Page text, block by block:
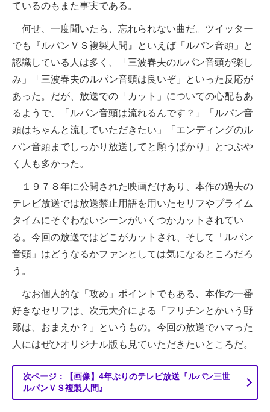
ているのもまた事実である。
何せ、一度聞いたら、忘れられない曲だ。ツイッター
でも『ルパンＶＳ複製人間』といえば「ルパン音頭」と
認識している人は多く、「三波春夫のルパン音頭が楽し
み」「三波春夫のルパン音頭は良いぞ」といった反応が
あった。だが、放送での「カット」についての心配もあ
るようで、「ルパン音頭は流れるんです？」「ルパン音
頭はちゃんと流していただきたい」「エンディングのル
パン音頭までしっかり放送してと願うばかり」とつぶや
く人も多かった。
１９７８年に公開された映画だけあり、本作の過去の
テレビ放送では放送禁止用語を用いたセリフやプライム
タイムにそぐわないシーンがいくつかカットされてい
る。今回の放送ではどこがカットされ、そして「ルパン
音頭」はどうなるかファンとしては気になるところだろ
う。
なお個人的な「攻め」ポイントでもある、本作の一番
好きなセリフは、次元大介による「フリチンとかいう野
郎は、おまえか？」というもの。今回の放送でハマった
人にはぜひオリジナル版も見ていただきたいところだ。
次ページ：【画像】4年ぶりのテレビ放送『ルパン三世
ルパンＶＳ複製人間』